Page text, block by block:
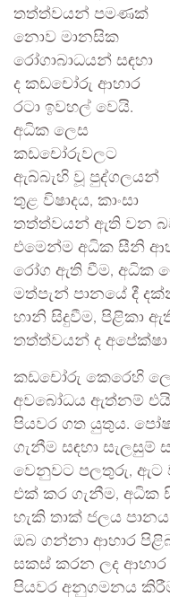
තත්ත්වයන් පමණක්
නොව මානසික
රෝගාබාධයන් සඳහා
ද කඩචෝරු ආහාර
රටා ඉවහල් වෙයි.
අධික ලෙස
කඩචෝරුවලට
ඇබ්බැහි වූ පුද්ගලයන්
තුළ විෂාදය, කාංසා
තත්ත්වයන් ඇති වන
එමෙන්ම අධික සීනි
රෝග ඇති වීම, අධික
මත්පැන් පානයේ දී
හානි සිදුවීම, පිළිකා
තත්ත්වයන් ද
කඩචෝරු කෙරෙහි
අවබෝධය ඇත්නම්
පියවර ගත යුතුය.
ගැනීම සඳහා සැලසුම්
වෙනුවට පලතුරු, ඇට
එක් කර ගැනීම, අධික
හැකි තාක් ජලය
ඔබ ගන්නා ආහාර
සකස් කරන ලද ආහාර
පියවර අනුගමනය